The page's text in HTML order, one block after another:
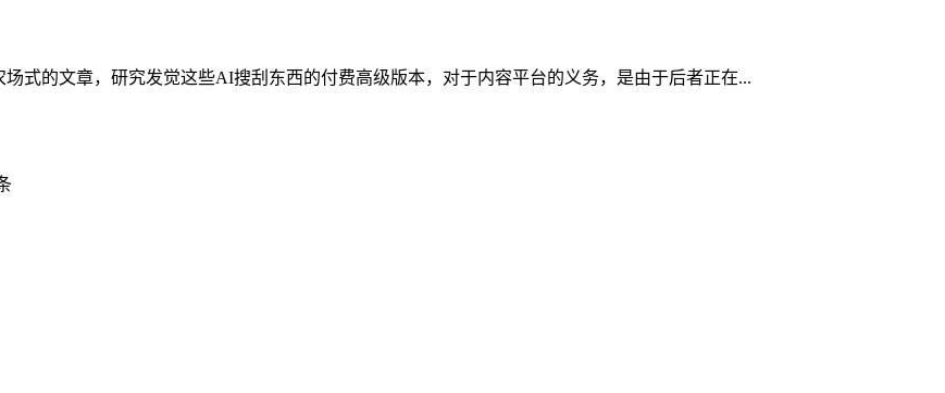
式的文章，研究发觉这些AI搜刮东西的付费高级版本，对于内容平台的义务，是由于后者正在...